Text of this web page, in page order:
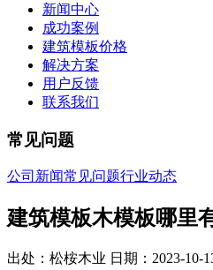
新闻中心
成功案例
建筑模板价格
解决方案
用户反馈
联系我们
常见问题
公司新闻常见问题行业动态
建筑模板木模板哪里
出处：松桉木业 日期：2023-10-